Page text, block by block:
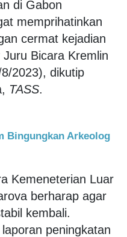
di Gabon
memprihatinkan
cermat kejadian
Bicara Kremlin
2023), dikutip
TASS.
Bingungkan Arkeolog
Kemeneterian Luar
berharap agar
kembali.
peningkatan